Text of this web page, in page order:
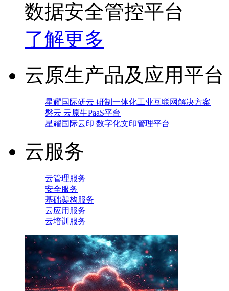
数据安全管控平台
了解更多
云原生产品及应用平台
星耀国际研云 研制一体化工业互联网解决方案
磐云 云原生PaaS平台
星耀国际云印 数字化文印管理平台
云服务
云管理服务
安全服务
基础架构服务
云应用服务
云培训服务